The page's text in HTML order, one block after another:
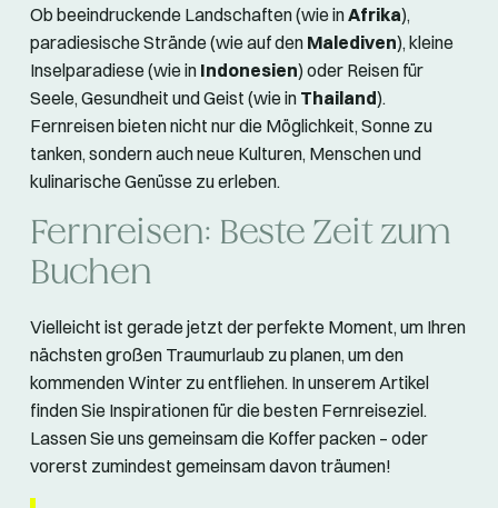
Ob beeindruckende Landschaften (wie inAfrika),
paradiesische Strände (wie auf den Malediven), kleine
Inselparadiese (wie in Indonesien) oder Reisen für
Seele, Gesundheit und Geist (wie in Thailand).
Fernreisen bieten nicht nur die Möglichkeit, Sonne zu
tanken, sondern auch neue Kulturen, Menschen und
kulinarische Genüsse zu erleben.
Fernreisen: Beste Zeit zum
Buchen
Vielleicht ist gerade jetzt der perfekte Moment, um Ihren
nächsten großen Traumurlaub zu planen, um den
kommenden Winter zu entfliehen. In unserem Artikel
finden Sie Inspirationen für die besten Fernreiseziel.
Lassen Sie uns gemeinsam die Koffer packen – oder
vorerst zumindest gemeinsam davon träumen!